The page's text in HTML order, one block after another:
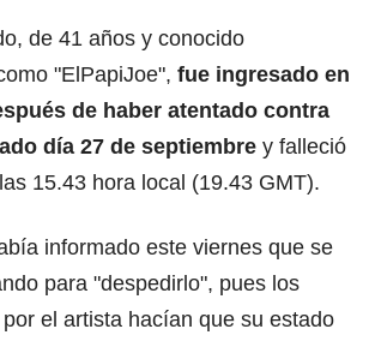
de 41 años y conocido
"ElPapiJoe", fue ingresado en
de haber atentado contra
día 27 de septiembre y falleció
15.43 hora local (19.43 GMT).
informado este viernes que se
para "despedirlo", pues los
el artista hacían que su estado